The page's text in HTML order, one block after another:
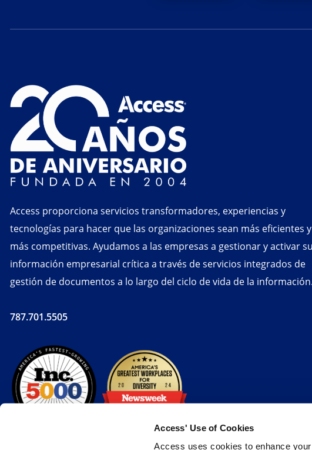
Access' Use of Cookies
Access uses cookies to enhance
Access proporciona servicios transformadores, experiencias y
tecnologías para hacer que las organizaciones sean más eficientes y
más competitivas. Ayudamos a las empresas a gestionar y activar su
información empresarial crítica a través de servicios integrados de
gestión de documentos a lo largo del ciclo de vida de la información.
787.701.5505